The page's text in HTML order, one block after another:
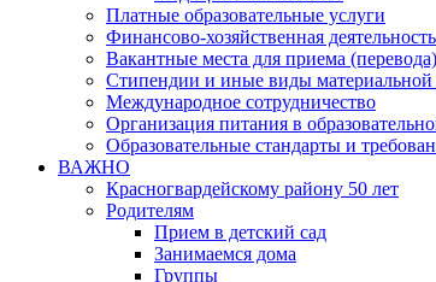
Платные образовательные услуги
Финансово-хозяйственная деятельность
Вакантные места для приема
Стипендии и иные виды
Международное сотрудничество
Организация питания в
Образовательные стандарты и
ВАЖНО
Красногвардейскому району 50 лет
Родителям
Прием в детский сад
Занимаемся дома
Группы